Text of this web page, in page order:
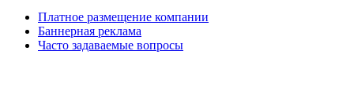
Платное размещение компании
Баннерная реклама
Часто задаваемые вопросы